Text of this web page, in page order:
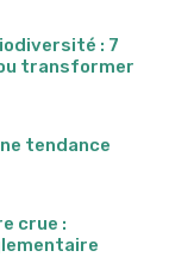
: 7
transformer
tendance
crue :